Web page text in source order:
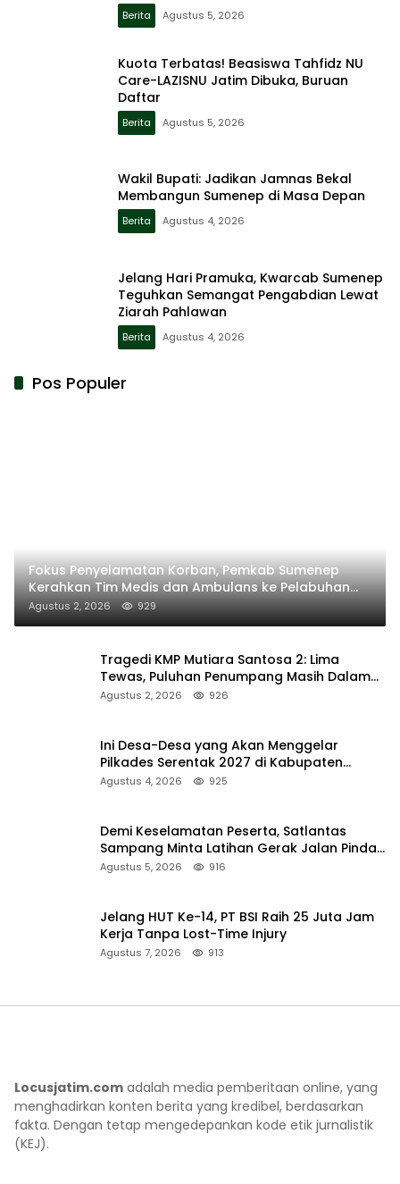
Berita Agustus 5, 2026
Kuota Terbatas! Beasiswa Tahfidz NU
Care-LAZISNU Jatim Dibuka, Buruan
Daftar
Berita Agustus 5, 2026
Wakil Bupati: Jadikan Jamnas Bekal
Membangun Sumenep di Masa Depan
Berita Agustus 4, 2026
Jelang Hari Pramuka, Kwarcab Sumenep
Teguhkan Semangat Pengabdian Lewat
Ziarah Pahlawan
Berita Agustus 4, 2026
Pos Populer
Fokus Penyelamatan Korban, Pemkab Sumenep
Kerahkan Tim Medis dan Ambulans ke Pelabuhan
Kalianget
Agustus 2, 2026 929
Tragedi KMP Mutiara Santosa 2: Lima
Tewas, Puluhan Penumpang Masih Dalam
Pencarian
Agustus 2, 2026 926
Ini Desa-Desa yang Akan Menggelar
Pilkades Serentak 2027 di Kabupaten
Sumenep
Agustus 4, 2026 925
Demi Keselamatan Peserta, Satlantas
Sampang Minta Latihan Gerak Jalan Pindah
ke Lokasi Aman
Agustus 5, 2026 916
Jelang HUT Ke-14, PT BSI Raih 25 Juta Jam
Kerja Tanpa Lost-Time Injury
Agustus 7, 2026 913
Locusjatim.com adalah media pemberitaan online, yang
menghadirkan konten berita yang kredibel, berdasarkan
fakta. Dengan tetap mengedepankan kode etik jurnalistik
(KEJ).